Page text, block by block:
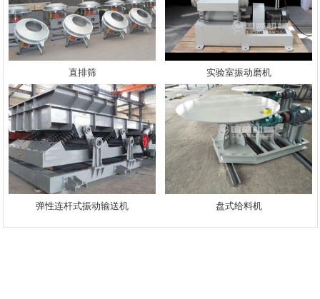
直排筛 实验室振动磨机
弹性连杆式振动输送机 盘式给料机